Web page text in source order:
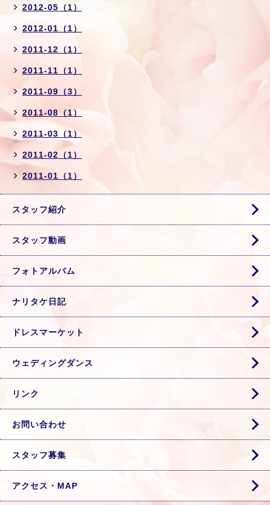
2012-05（1）
2012-01（1）
2011-12（1）
2011-11（1）
2011-09（3）
2011-08（1）
2011-03（1）
2011-02（1）
2011-01（1）
スタッフ紹介
スタッフ動画
フォトアルバム
ナリタケ日記
ドレスマーケット
ウェディングダンス
リンク
お問い合わせ
スタッフ募集
アクセス・MAP